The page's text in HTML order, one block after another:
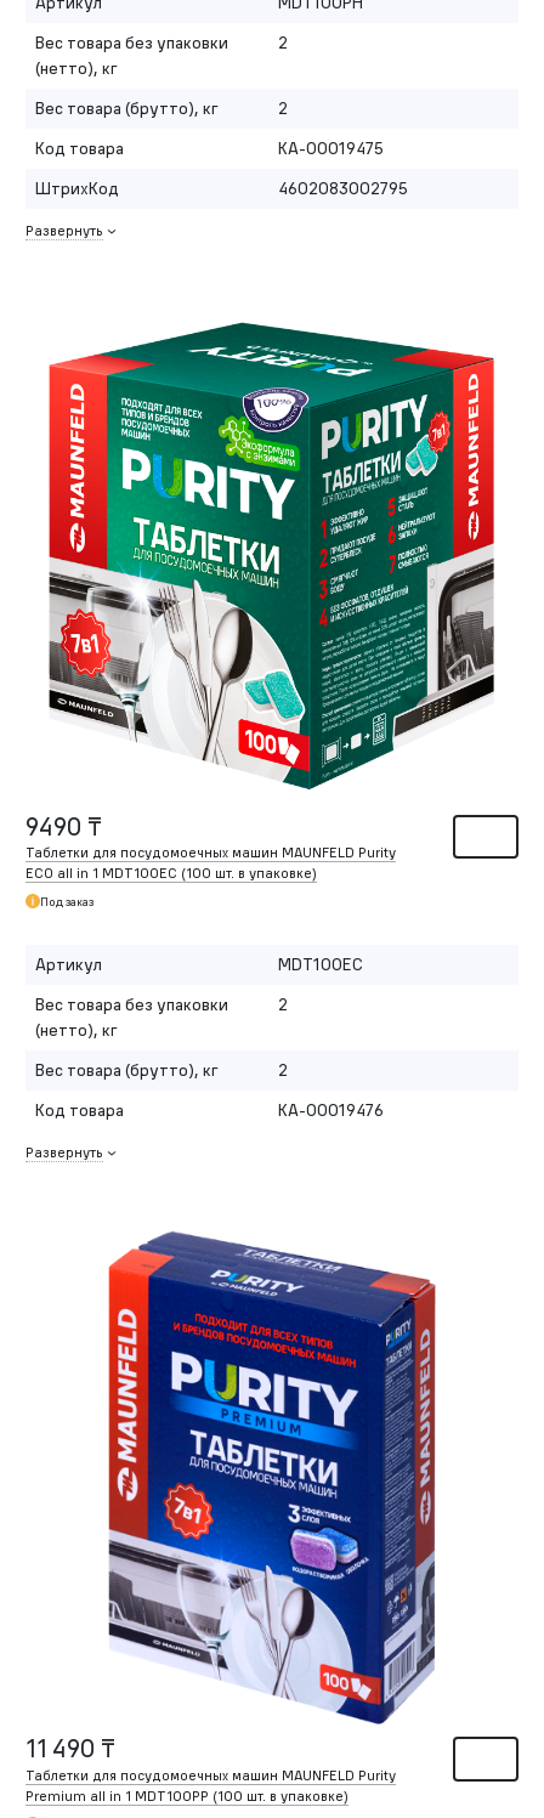
Вес товара без упаковки
(нетто), кг
2
Вес товара (брутто), кг
2
Код товара
КА-00019475
ШтрихКод
4602083002795
Развернуть
9490 ₸
Таблетки для посудомоечных машин MAUNFELD Purity
ECO all in 1 MDT100EC (100 шт. в упаковке)
Под заказ
Артикул
MDT100EC
Вес товара без упаковки
(нетто), кг
2
Вес товара (брутто), кг
2
Код товара
КА-00019476
Развернуть
11 490 ₸
Таблетки для посудомоечных машин MAUNFELD Purity
Premium all in 1 MDT100PP (100 шт. в упаковке)